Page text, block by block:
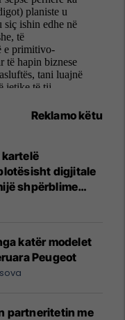
Reklamo këtu
kartelë
digjitale
shpërblime
katër modelet
Peugeot
partneritetin me